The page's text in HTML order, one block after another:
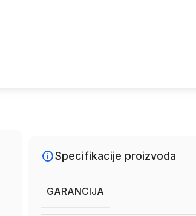
Specifikacije proizvoda
GARANCIJA